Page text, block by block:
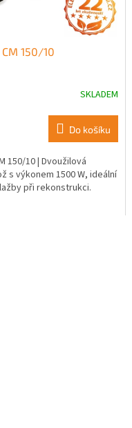
150/10
SKLADEM
Do košíku
150/10 | Dvoužilová
s výkonem 1500 W, ideální
při rekonstrukci.